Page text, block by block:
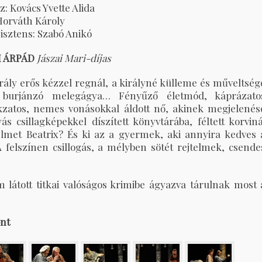
Kovács Yvette Alida
Károly
Szabó Anikó
Jászai Mari-díjas
erős kézzel regnál, a királyné külleme és
melegágya… Fényűző életmód,
nemes vonásokkal áldott nő, akinek
csillagképekkel díszített könyvtárába, féltett
Beatrix? És ki az a gyermek, aki annyira kedves
csillogás, a mélyben sötét rejtelmek,
látott titkai valóságos krimibe ágyazva tárulnak most